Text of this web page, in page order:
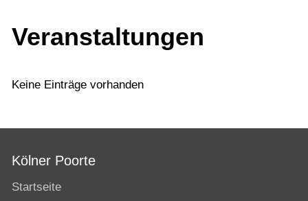
Veranstaltungen
Keine Einträge vorhanden
Kölner Poorte
Startseite